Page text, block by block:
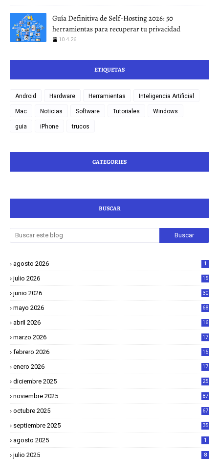
Guía Definitiva de Self-Hosting 2026: 50
herramientas para recuperar tu privacidad
10.4.26
ETIQUETAS
Android Hardware Herramientas Inteligencia Artificial
Mac Noticias Software Tutoriales Windows
guia iPhone trucos
CATEGORIES
BUSCAR
agosto 2026 1
julio 2026 15
junio 2026 30
mayo 2026 68
abril 2026
16
marzo 2026
17
febrero 2026
15
enero 2026
17
diciembre 2025
25
noviembre 2025 87
octubre 2025 67
septiembre 2025 35
agosto 2025 1
julio 2025 8